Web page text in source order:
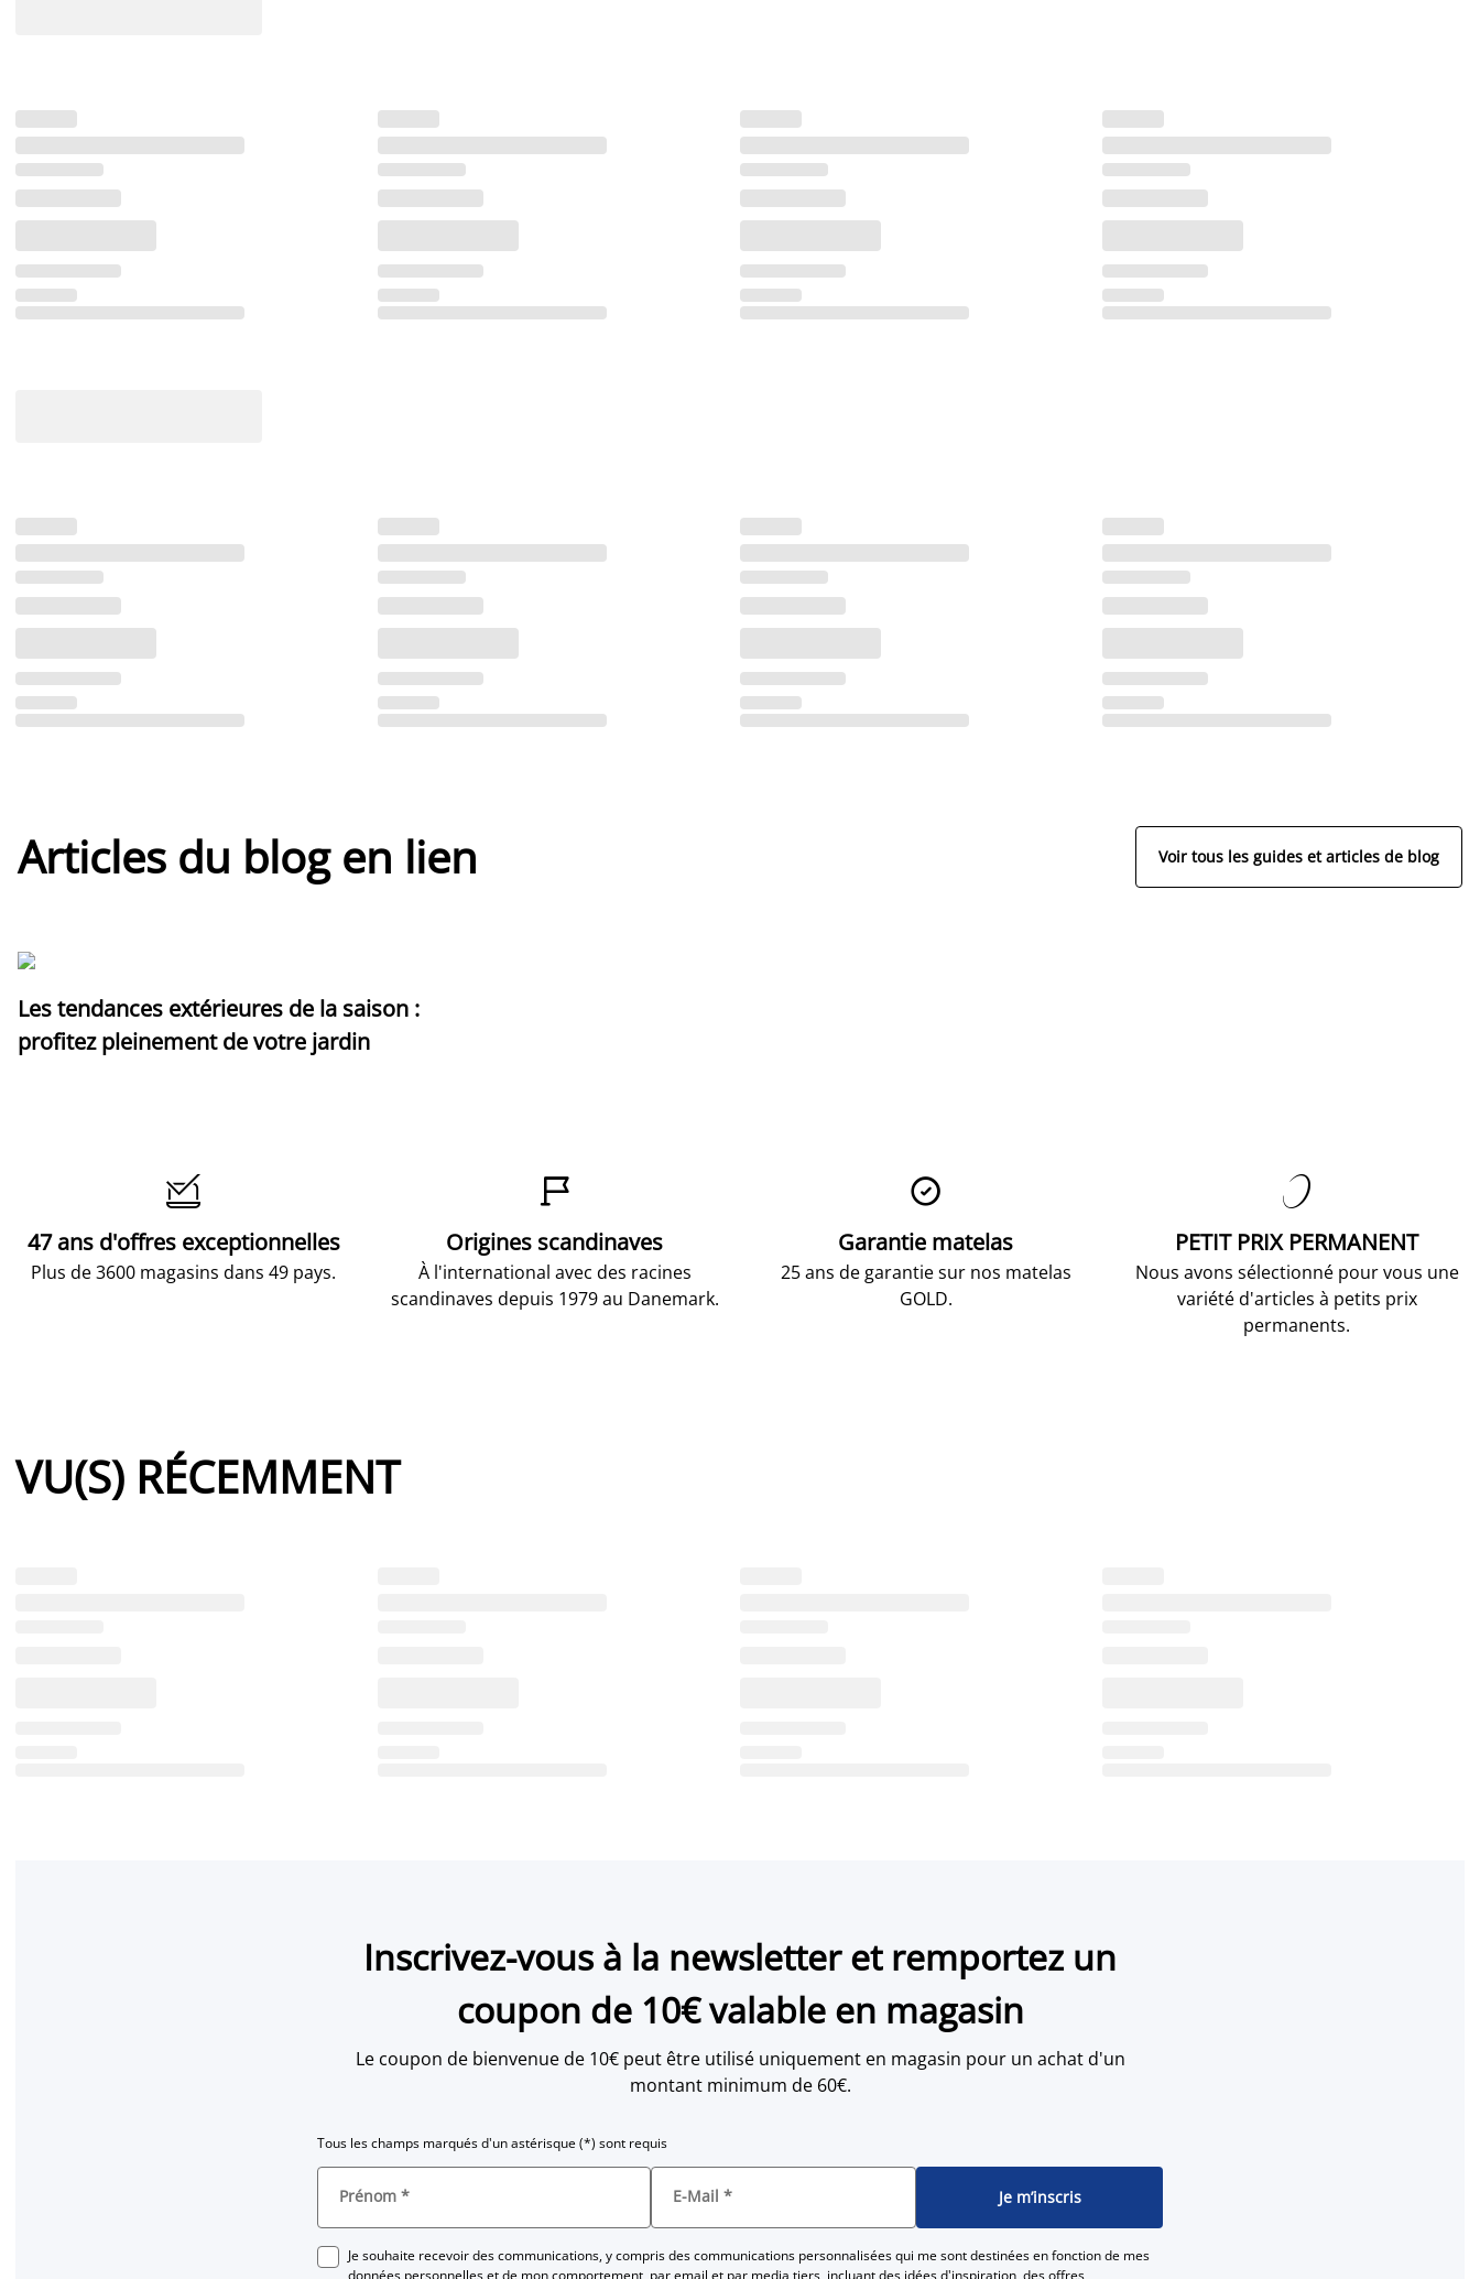
Articles du blog en lien Voir tous les guides et articles de blog
Les tendances extérieures de la saison :
profitez pleinement de votre jardin

47 ans d'offres exceptionnelles
Plus de 3600 magasins dans 49 pays.

Origines scandinaves
À l'international avec des racines
scandinaves depuis 1979 au Danemark.

Garantie matelas
25 ans de garantie sur nos matelas
GOLD.

PETIT PRIX PERMANENT
Nous avons sélectionné pour vous une
variété d'articles à petits prix
permanents.
VU(S) RÉCEMMENT
Inscrivez-vous à la newsletter et remportez un
coupon de 10€ valable en magasin
Le coupon de bienvenue de 10€ peut être utilisé uniquement en magasin pour un achat d'un
montant minimum de 60€.
Tous les champs marqués d'un astérisque (*) sont requis
Prénom * E-Mail * Je m’inscris
Je souhaite recevoir des communications, y compris des communications personnalisées qui me sont destinées en fonction de mes
données personnelles et de mon comportement, par email et par media tiers, incluant des idées d'inspiration, des offres